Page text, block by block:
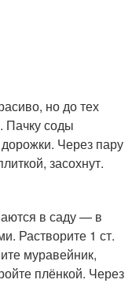
но до тех
Пачку соды
Через пару
засохнут.
в саду — в
Растворите 1 ст.
муравейник,
плёнкой. Через